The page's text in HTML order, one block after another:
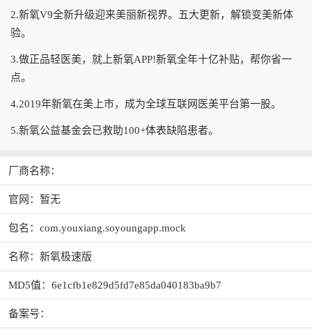
2.新氧V9全新升级迎来美丽新视界。五大更新，解锁变美新体
验。
3.做正品轻医美，就上新氧APP!新氧全年十亿补贴，帮你省一
点。
4.2019年新氧在美上市，成为全球互联网医美平台第一股。
5.新氧公益基金会已救助100+体表缺陷患者。
厂商名称：
官网：暂无
包名：com.youxiang.soyoungapp.mock
名称：新氧极速版
MD5值：6e1cfb1e829d5fd7e85da040183ba9b7
备案号：